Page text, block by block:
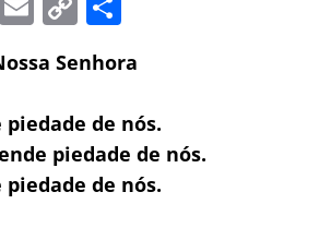
ai
l
o
p
y
Li
n
ar
e
Senhora
de nós.
piedade de nós.
piedade de nós.